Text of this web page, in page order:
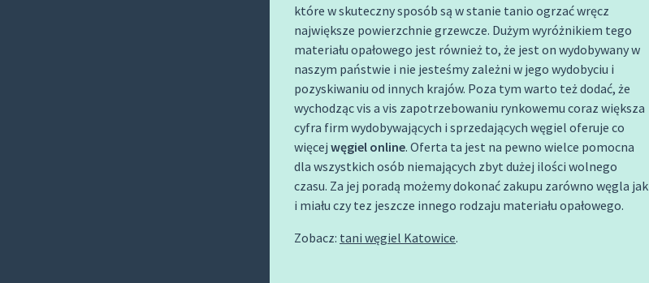
które w skuteczny sposób są w stanie tanio ogrzać wręcz
największe powierzchnie grzewcze. Dużym wyróżnikiem tego
materiału opałowego jest również to, że jest on wydobywany w
naszym państwie i nie jesteśmy zależni w jego wydobyciu i
pozyskiwaniu od innych krajów. Poza tym warto też dodać, że
wychodząc vis a vis zapotrzebowaniu rynkowemu coraz większa
cyfra firm wydobywających i sprzedających węgiel oferuje co
więcej węgiel online. Oferta ta jest na pewno wielce pomocna
dla wszystkich osób niemających zbyt dużej ilości wolnego
czasu. Za jej poradą możemy dokonać zakupu zarówno węgla jak
i miału czy tez jeszcze innego rodzaju materiału opałowego.
Zobacz: tani węgiel Katowice.